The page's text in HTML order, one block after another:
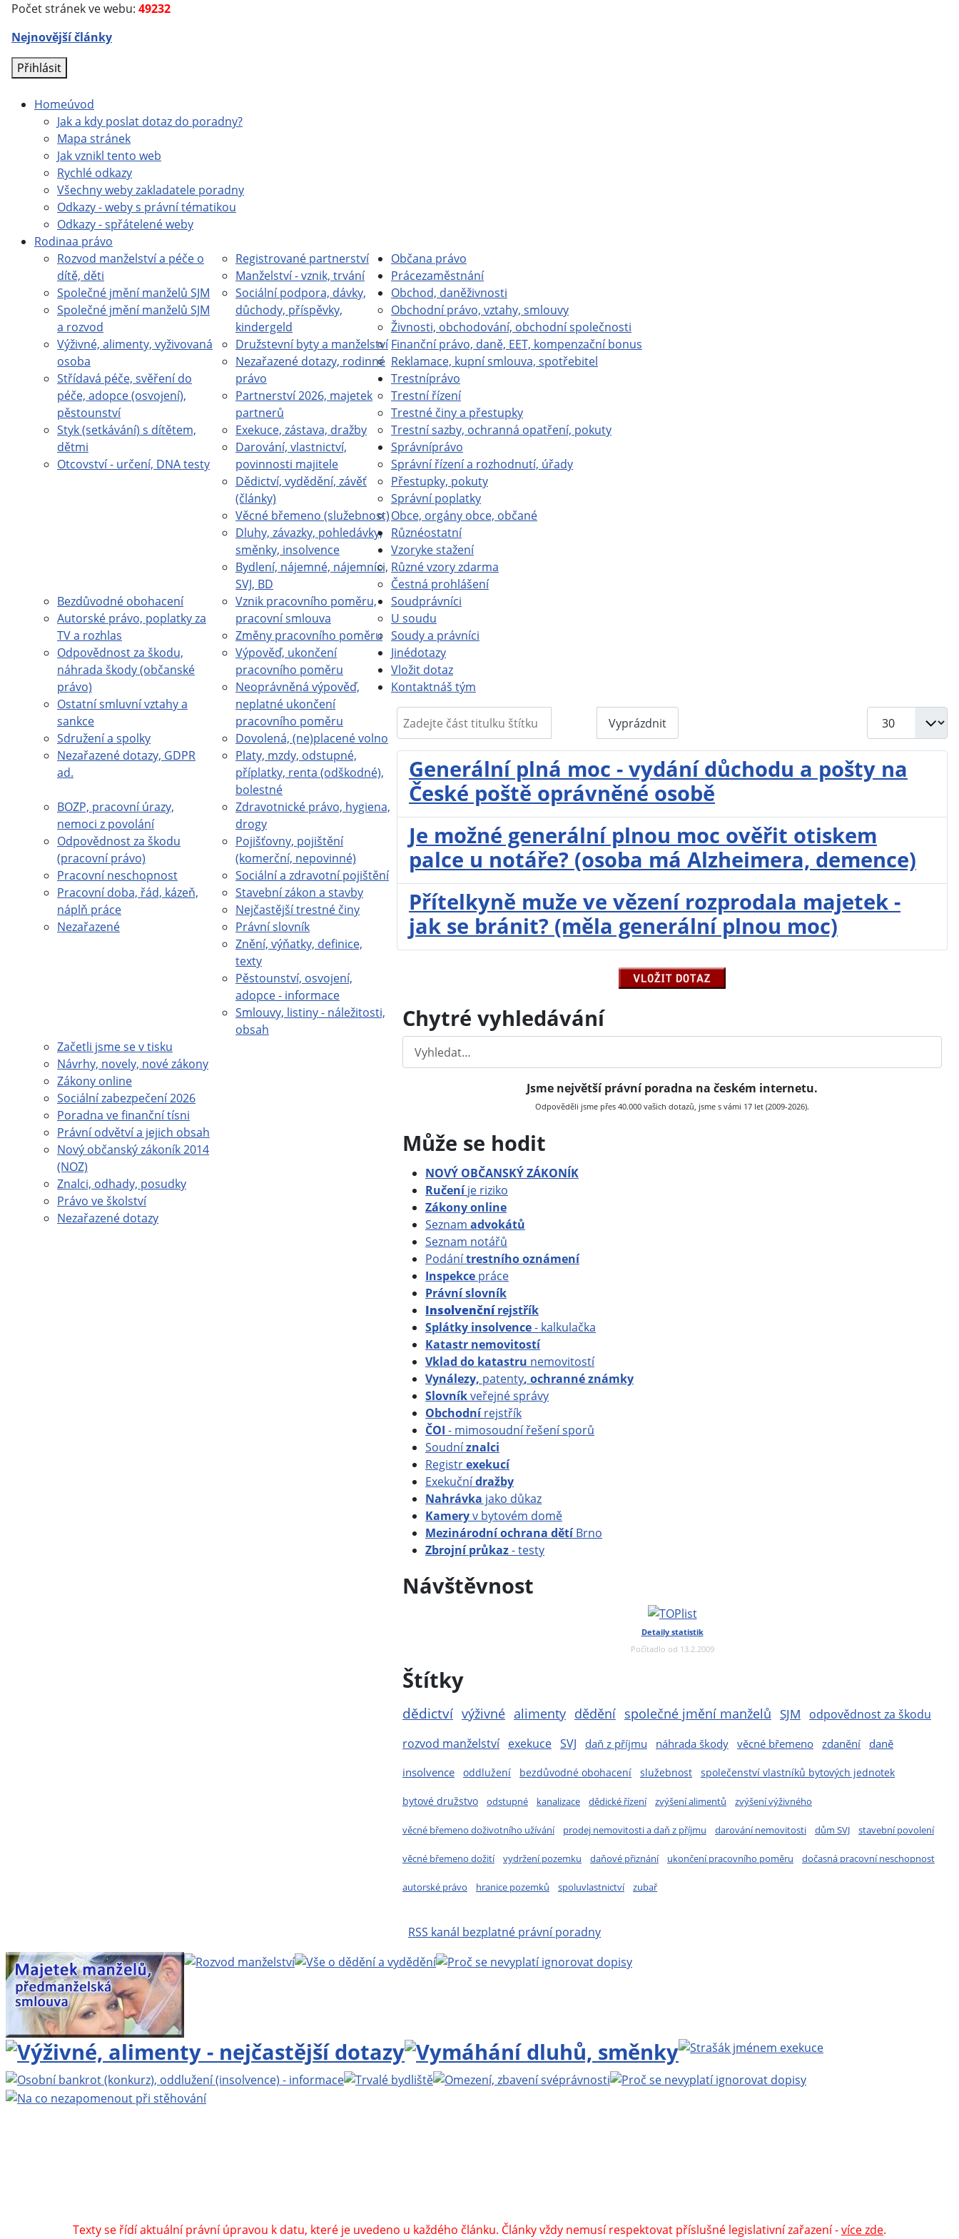
Počet stránek ve webu: 49232
Nejnovější články
Přihlásit
Homeúvod
Jak a kdy poslat dotaz do poradny?
Mapa stránek
Jak vznikl tento web
Rychlé odkazy
Všechny weby zakladatele poradny
Odkazy - weby s právní tématikou
Odkazy - spřátelené weby
Rodinaa právo
Rozvod manželství a péče o
dítě, děti
Společné jmění manželů SJM
Společné jmění manželů SJM
a rozvod
Výživné, alimenty, vyživovaná
osoba
Střídavá péče, svěření do
péče, adopce (osvojení),
pěstounství
Styk (setkávání) s dítětem,
dětmi
Otcovství - určení, DNA testy
Registrované partnerství
Manželství - vznik, trvání
Sociální podpora, dávky,
důchody, příspěvky,
kindergeld
Družstevní byty a manželství
Nezařazené dotazy, rodinné
právo
Partnerství 2026, majetek
partnerů
Občana právo
Exekuce, zástava, dražby
Darování, vlastnictví,
povinnosti majitele
Dědictví, vydědění, závěť
(články)
Věcné břemeno (služebnost)
Dluhy, závazky, pohledávky,
směnky, insolvence
Bydlení, nájemné, nájemníci,
SVJ, BD
Bezdůvodné obohacení
Autorské právo, poplatky za
TV a rozhlas
Odpovědnost za škodu,
náhrada škody (občanské
právo)
Ostatní smluvní vztahy a
sankce
Sdružení a spolky
Nezařazené dotazy, GDPR
ad.
Prácezaměstnání
Vznik pracovního poměru,
pracovní smlouva
Změny pracovního poměru
Výpověď, ukončení
pracovního poměru
Neoprávněná výpověď,
neplatné ukončení
pracovního poměru
Dovolená, (ne)placené volno
Platy, mzdy, odstupné,
příplatky, renta (odškodné),
bolestné
BOZP, pracovní úrazy,
nemoci z povolání
Odpovědnost za škodu
(pracovní právo)
Pracovní neschopnost
Pracovní doba, řád, kázeň,
náplň práce
Nezařazené
Obchod, daněživnosti
Obchodní právo, vztahy, smlouvy
Živnosti, obchodování, obchodní společnosti
Finanční právo, daně, EET, kompenzační bonus
Reklamace, kupní smlouva, spotřebitel
Trestníprávo
Trestní řízení
Trestné činy a přestupky
Trestní sazby, ochranná opatření, pokuty
Správníprávo
Správní řízení a rozhodnutí, úřady
Přestupky, pokuty
Správní poplatky
Obce, orgány obce, občané
Různéostatní
Zdravotnické právo, hygiena,
drogy
Pojišťovny, pojištění
(komerční, nepovinné)
Sociální a zdravotní pojištění
Stavební zákon a stavby
Nejčastější trestné činy
Právní slovník
Znění, výňatky, definice,
texty
Pěstounství, osvojení,
adopce - informace
Smlouvy, listiny - náležitosti,
obsah
Začetli jsme se v tisku
Návrhy, novely, nové zákony
Zákony online
Sociální zabezpečení 2026
Poradna ve finanční tísni
Právní odvětví a jejich obsah
Nový občanský zákoník 2014
(NOZ)
Znalci, odhady, posudky
Právo ve školství
Nezařazené dotazy
Vzoryke stažení
Různé vzory zdarma
Čestná prohlášení
Soudprávníci
U soudu
Soudy a právníci
Jinédotazy
Vložit dotaz
Kontaktnáš tým
Zadejte část titulku štítku
Vyprázdnit
Generální plná moc - vydání důchodu a pošty na
České poště oprávněné osobě
Je možné generální plnou moc ověřit otiskem
palce u notáře? (osoba má Alzheimera, demence)
Přítelkyně muže ve vězení rozprodala majetek -
jak se bránit? (měla generální plnou moc)
Chytré vyhledávání
Hledat
Jsme největší právní poradna na českém internetu.
Odpověděli jsme přes 40.000 vašich dotazů, jsme s vámi 17 let (2009-2026).
Může se hodit
NOVÝ OBČANSKÝ ZÁKONÍK
Ručeníje riziko
Zákony online
Seznam advokátů
Seznam notářů
Podánítrestního oznámení
Inspekce práce
Právní slovník
Insolvenčnírejstřík
Splátky insolvence- kalkulačka
Katastr nemovitostí
Vklad do katastru nemovitostí
Vynálezy, patenty, ochranné známky
Slovníkveřejné správy
Obchodnírejstřík
ČOI - mimosoudní řešení sporů
Soudníznalci
Registrexekucí
Exekučnídražby
Nahrávka jako důkaz
Kameryv bytovém domě
Mezinárodní ochrana dětíBrno
Zbrojní průkaz- testy
Návštěvnost
Detaily statistik
Počítadlo od 13.2.2009
Štítky
dědictví výživné alimenty dědění společné jmění manželů SJM
odpovědnost za škodu
rozvod manželství exekuce SVJ daň z příjmu náhrada škody věcné břemeno zdanění
daně
insolvence
oddlužení bezdůvodné obohacení služebnost společenství vlastníků bytových jednotek
bytové družstvo odstupné kanalizace dědické řízení zvýšení alimentů zvýšení výživného
věcné břemeno doživotního užívání prodej nemovitosti a daň z příjmu darování nemovitosti dům SVJ stavební povolení
věcné břemeno dožití vydržení pozemku daňové přiznání ukončení pracovního poměru dočasná pracovní neschopnost
autorské právo hranice pozemků spoluvlastnictví zubař
RSS kanál bezplatné právní poradny
Texty se řídí aktuální právní úpravou k datu, které je uvedeno u každého článku. Články vždy nemusí respektovat příslušné legislativní zařazení -více zde.